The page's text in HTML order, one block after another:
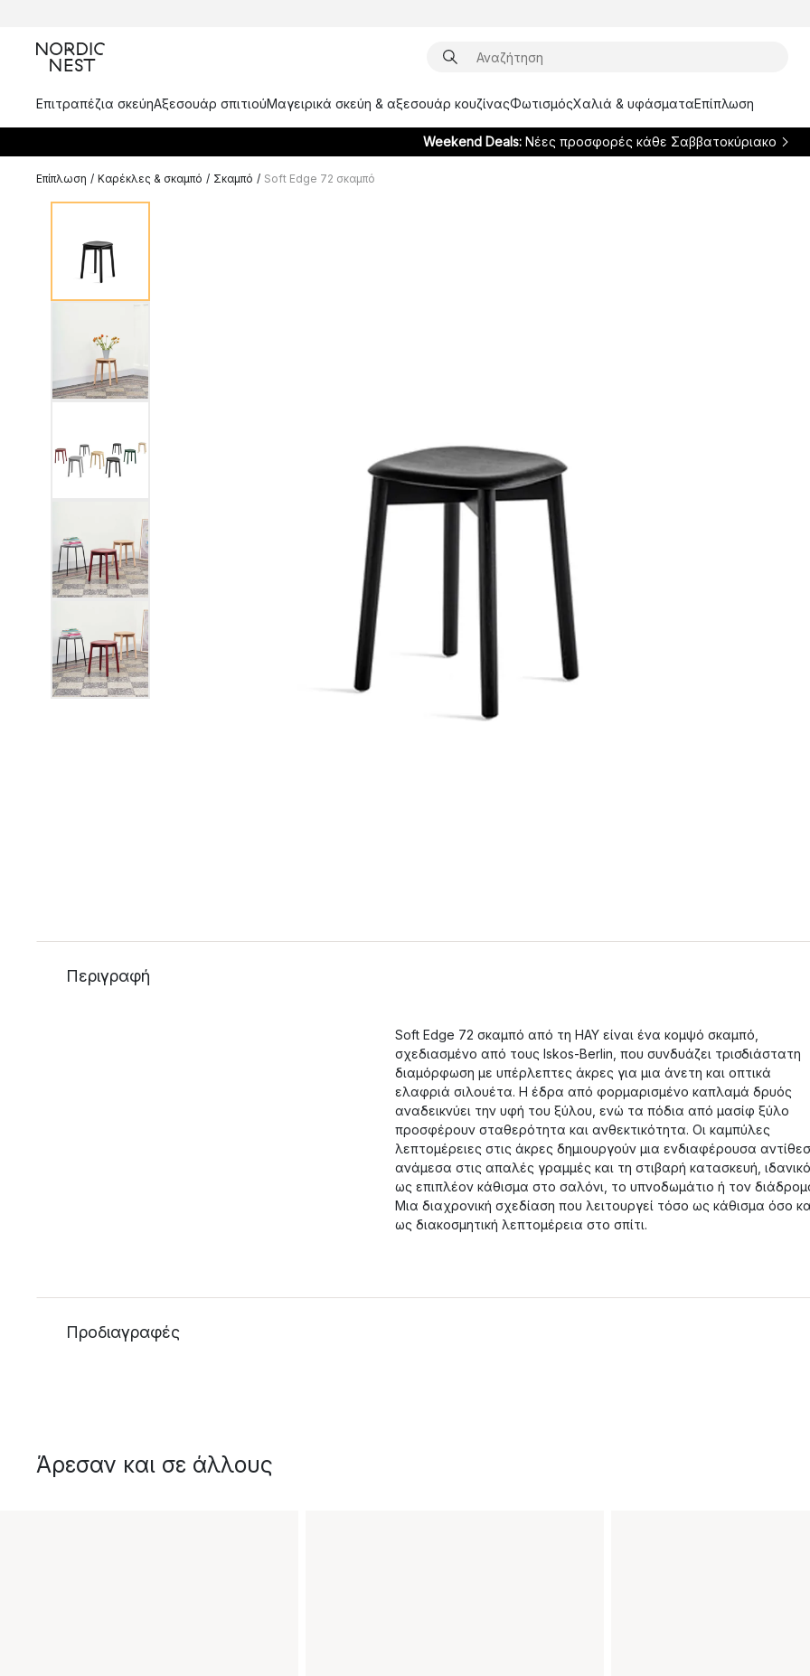
Επιτραπέζια σκεύηΑξεσουάρ σπιτιούΜαγειρικά σκεύη & αξεσουάρ κουζίναςΦωτισμόςΧαλιά & υφάσματαΕπίπλωση
Weekend Deals: Νέες προσφορές κάθε Σαββατοκύριακο
Επίπλωση / Καρέκλες & σκαμπό / Σκαμπό / Soft Edge 72 σκαμπό
Περιγραφή
Soft Edge 72 σκαμπό από τη HAY είναι ένα κομψό σκαμπό,
σχεδιασμένο από τους Iskos‑Berlin, που συνδυάζει τρισδιάστατη
διαμόρφωση με υπέρλεπτες άκρες για μια άνετη και οπτικά
ελαφριά σιλουέτα. Η έδρα από φορμαρισμένο καπλαμά δρυός
αναδεικνύει την υφή του ξύλου, ενώ τα πόδια από μασίφ ξύλο
προσφέρουν σταθερότητα και ανθεκτικότητα. Οι καμπύλες
λεπτομέρειες στις άκρες δημιουργούν μια ενδιαφέρουσα
ανάμεσα στις απαλές γραμμές και τη στιβαρή κατασκευή, ιδανικό
ως επιπλέον κάθισμα στο σαλόνι, το υπνοδωμάτιο ή τον
Μια διαχρονική σχεδίαση που λειτουργεί τόσο ως κάθισμα όσο
ως διακοσμητική λεπτομέρεια στο σπίτι.
Προδιαγραφές
Άρεσαν και σε άλλους